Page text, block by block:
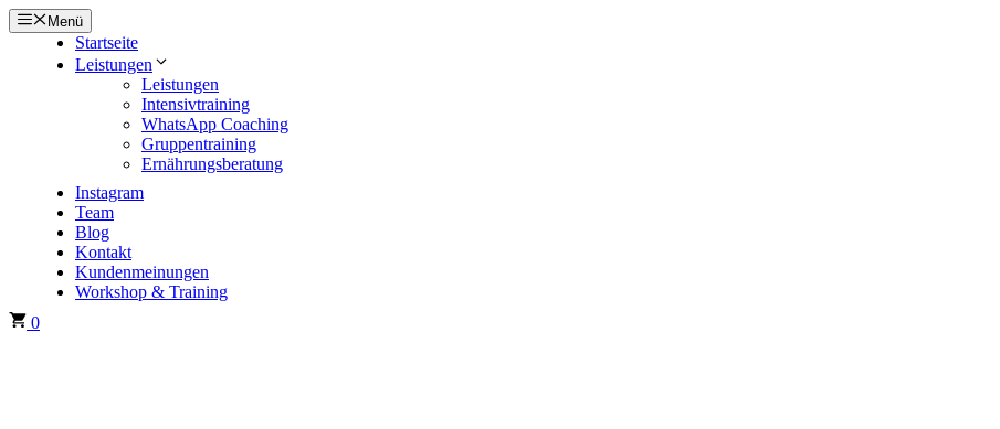
Zum
Inhalt
Menü
Startseite
Leistungen
Leistungen
Intensivtraining
WhatsApp Coaching
Gruppentraining
Ernährungsberatung
Instagram
Team
Blog
Kontakt
Kundenmeinungen
Workshop & Training
0